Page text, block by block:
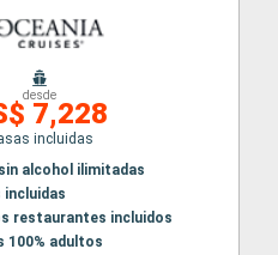
desde
7,228
incluidas
alcohol ilimitadas
incluidas
restaurantes incluidos
100% adultos